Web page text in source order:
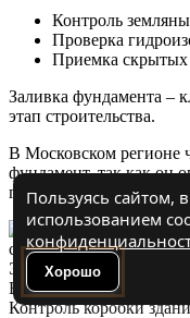
Контроль
Проверка
Приемка скрытых
Заливка фундамента –
этап строительства.
В Московском регионе
фундамент, так как он
грунтов и
Этап 4
Время:4-6 недель
Контроль коробки
Пользуясь сайтом,
использованием
Хорошо